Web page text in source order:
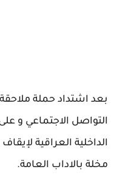
بعد اشتداد حملة
التواصل الاجتماعي و
الداخلية العراقية
مخلة بالاداب العامة.